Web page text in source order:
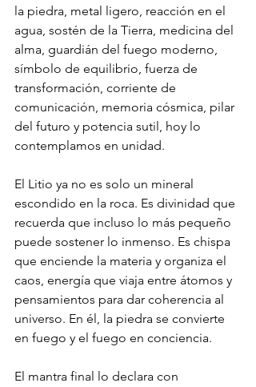
la piedra, metal ligero, reacción en el
agua, sostén de la Tierra, medicina del
alma, guardián del fuego moderno,
símbolo de equilibrio, fuerza de
transformación, corriente de
comunicación, memoria cósmica, pilar
del futuro y potencia sutil, hoy lo
contemplamos en unidad.
El Litio ya no es solo un mineral
escondido en la roca. Es divinidad que
recuerda que incluso lo más pequeño
puede sostener lo inmenso. Es chispa
que enciende la materia y organiza el
caos, energía que viaja entre átomos y
pensamientos para dar coherencia al
universo. En él, la piedra se convierte
en fuego y el fuego en conciencia.
El mantra final lo declara con